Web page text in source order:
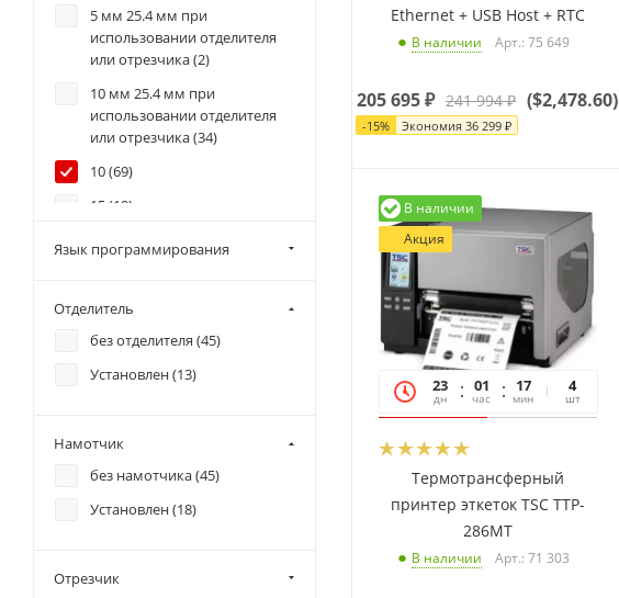
Ethernet + USB Host + RTC
В наличии Арт.: 75 649
205 695₽ 241 994₽
-15% Экономия 36 299₽
($2,478.60)
В наличии
Акция
23
дн
01
час
17
мин
06
сек
4
шт
Термотрансферный
принтер эткеток TSC TTP-
286MT
В наличии Арт.: 71 303
5 мм 25.4 мм при
использовании отделителя
или отрезчика (2)
10 мм 25.4 мм при
использовании отделителя
или отрезчика (34)
10 (69)
15 (19)
Язык программирования
Отделитель
без отделителя (45)
Установлен (13)
Намотчик
без намотчика (45)
Установлен (18)
Отрезчик